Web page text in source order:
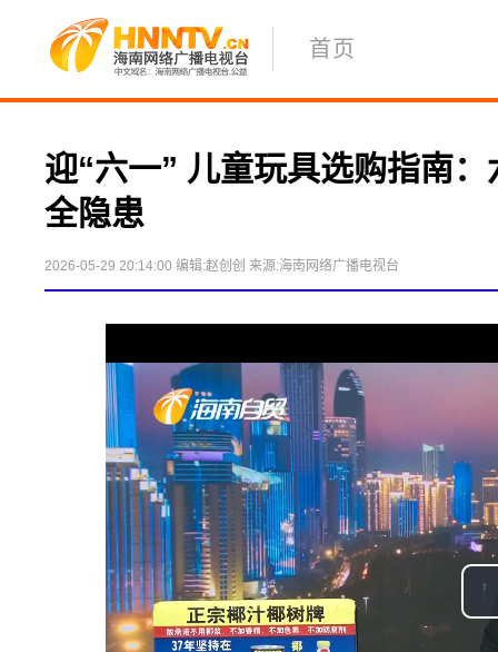
首页
迎“六一” 儿童玩具选购指南
全隐患
2026-05-29 20:14:00 编辑:赵创创 来源:海南网络广播电视台